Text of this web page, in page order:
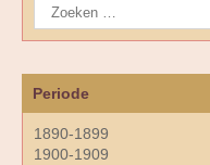
Periode
1890-1899
1900-1909